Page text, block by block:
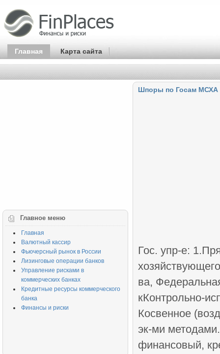
Главная Карта сайта
Шпоры по Госам МСХА
Гос. упр-е:
ва,
кКонтрольно-
Косвенное
эк-ми
финансовый,
Главное меню
Главная
Валютный кассир
Фьючерсный рынок в России
Лизинговые операции банков
Управление рисками в
коммерческих банках
Кредитные ресурсы коммерческого
банка
Финансы и риски